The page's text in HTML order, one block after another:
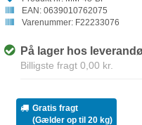
EAN: 0639010762075
Varenummer: F22233076
På lager hos
Billigste fragt 0,00 kr.
Gratis fragt
(Gælder op til 20 kg)